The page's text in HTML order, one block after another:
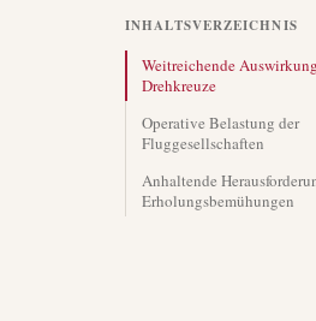
INHALTSVERZEICHNIS
Weitreichende
Drehkreuze
Operative Belastung der
Fluggesellschaften
Anhaltende
Erholungsbemühungen